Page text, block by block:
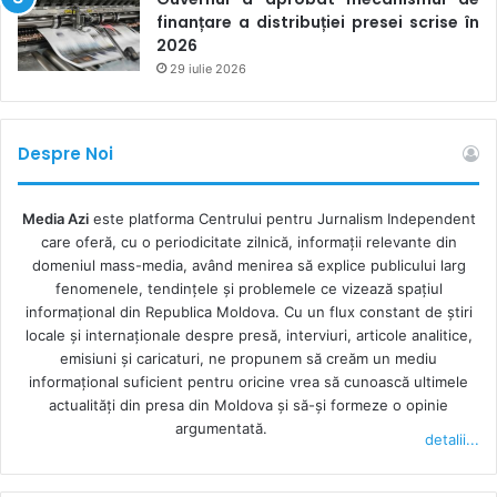
interesele acesteia. Pentru asta accesăm adresa
cadastrală unde știm sau presupunem că proaspătul numit
deține un imobil, iar datele obținute pot conține informații
valoroase despre un alt imobil. Accesând adresa celui de-
și tot așa, în lanț. Dacă ar fi să facem solicitări la ASP din
cinci în cinci zile pentru toate datele noi apărute,
documentarea subiectului jurnalistic ar dura destul de
mult, iar informația își pierde din actualitate. Respectiv, în
loc să publicăm subiectul în ziua numirii funcționarului sau
a doua zi, probabil, ancheta va fi gata în câteva săptămâni.
În astfel de condiții, evident că redacțiile media vor alege
în continuare să plătească abonamentele sau serviciile
Agenției pentru a putea avea informația necesară la un
click distanță sau să poată consulta dosarul unei companii
din scoarță-n scoarță.
finanțare a distribuției presei scrise în
2026
29 iulie 2026
Despre Noi
Media Azieste platforma Centrului pentru Jurnalism Independent
care oferă, cu o periodicitate zilnică, informații relevante din
domeniul mass-media, având menirea să explice publicului larg
fenomenele, tendințele și problemele ce vizează spațiul
informațional din Republica Moldova. Cu un flux constant de ştiri
locale şi internaţionale despre presă, interviuri, articole analitice,
emisiuni și caricaturi, ne propunem să creăm un mediu
informaţional suficient pentru oricine vrea să cunoască ultimele
actualităţi din presa din Moldova şi să-şi formeze o opinie
argumentată.
detalii...